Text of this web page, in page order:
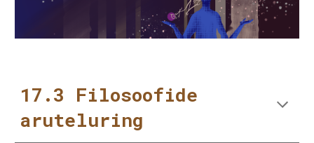
17.3 Filosoofide
aruteluring